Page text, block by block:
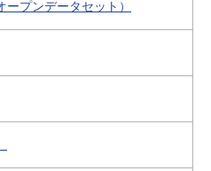
プンデータセット）